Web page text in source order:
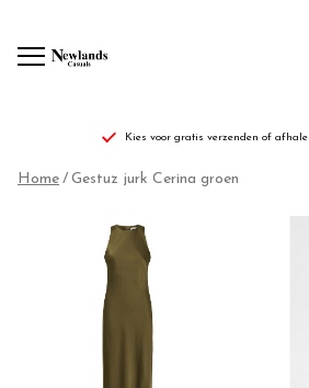
Kies voor gratis verzenden of
Gestuz
Cerina
groen
Home Gestuz jurk Cerina groen